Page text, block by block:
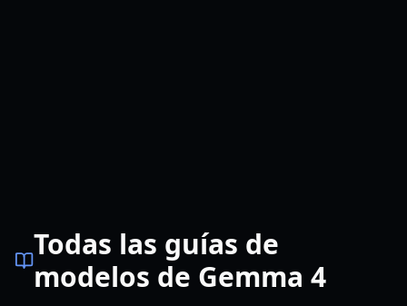
Todas las guías de
modelos de Gemma 4